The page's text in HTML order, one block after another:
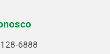
6888